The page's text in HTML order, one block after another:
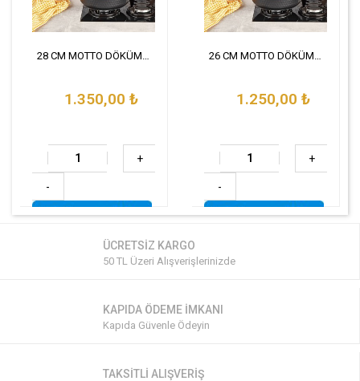
1.350,00 ₺
+
-
1.250,00 ₺
+
-
ÜCRETSİZ KARGO
50 TL Üzeri Alışverişlerinizde
KAPIDA ÖDEME İMKANI
Kapıda Güvenle Ödeyin
TAKSİTLİ ALIŞVERİŞ